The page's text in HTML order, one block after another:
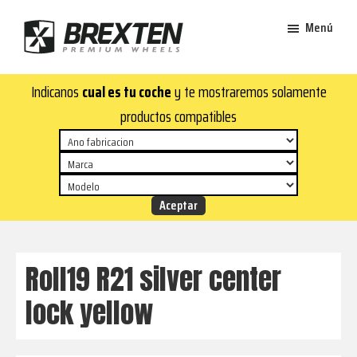
contenido
principal
de
página
Brexten
aluminio
premium
¡En
Brexten.com
encontrarás
aluminio
top!
y
estilo
para
Menú
Indicanos cual es tu cochey te mostraremos solamente
productos compatibles
Roll19 R21 silver center
lock yellow